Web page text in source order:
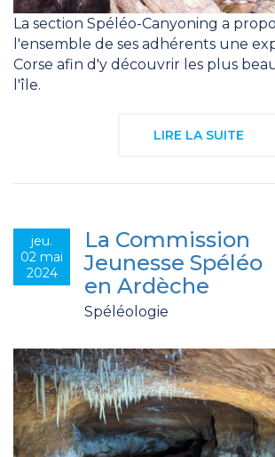
La section Spéléo-Canyoning a
l'ensemble de ses adhérents une
Corse afin d'y découvrir les plus
l'île.
LIRE LA SUITE
jeu.
02 mai
2024
La Commission
Jeunesse Spéléo
en Ardèche
Spéléologie